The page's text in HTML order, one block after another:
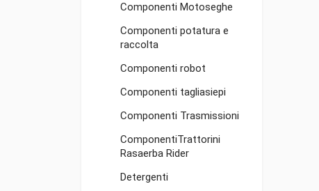
Componenti Motoseghe
Componenti potatura e
raccolta
Componenti robot
Componenti tagliasiepi
Componenti Trasmissioni
ComponentiTrattorini
Rasaerba Rider
Detergenti